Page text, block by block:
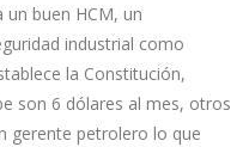
un buen HCM, un
industrial como
la Constitución,
son 6 dólares al mes, otros
gerente petrolero lo que